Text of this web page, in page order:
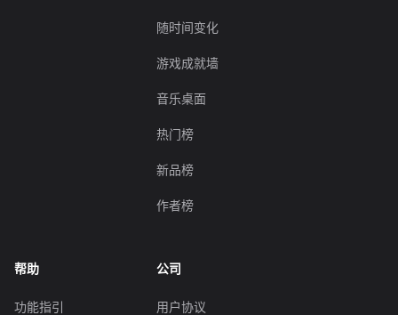
随时间变化
游戏成就墙
音乐桌面
热门榜
新品榜
作者榜
帮助
功能指引
公司
用户协议